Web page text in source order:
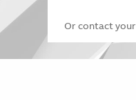
Or contact your